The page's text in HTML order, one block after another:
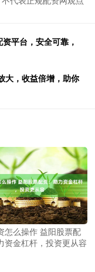
平台，安全可靠，
大，收益倍增，助你
怎么操作 益阳股票配
资金杠杆，投资更从容